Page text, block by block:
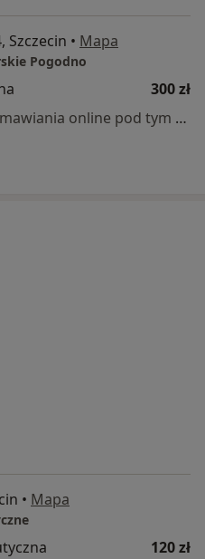
Szczecin • Mapa
Pogodno
300 zł
Specjalista nie oferuje umawiania online pod tym adresem.
• Mapa
120 zł